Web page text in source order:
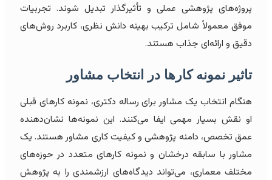
پروژه‌های پژوهشی عملی و تأثیرگذار تبدیل شوند. تجربیات
موفق معمولاً شامل ترکیب بهینه دانش نظری، کاربرد روش‌های
دقیق و ارائه‌ای جذاب هستند.
تاثیر نمونه کارها در انتخاب مشاور
هنگام انتخاب یک مشاور برای رساله دکتری، نمونه کارهای قبلی
او نقش بسیار مهمی ایفا می‌کنند. این نمونه‌ها نشان‌دهنده
عمق تخصص، دامنه پژوهشی و کیفیت کاری مشاور هستند. یک
مشاور با سابقه درخشان و نمونه کارهای متعدد در حوزه‌های
مختلف معماری، می‌تواند دیدگاه‌های ارزشمندی را به پژوهش